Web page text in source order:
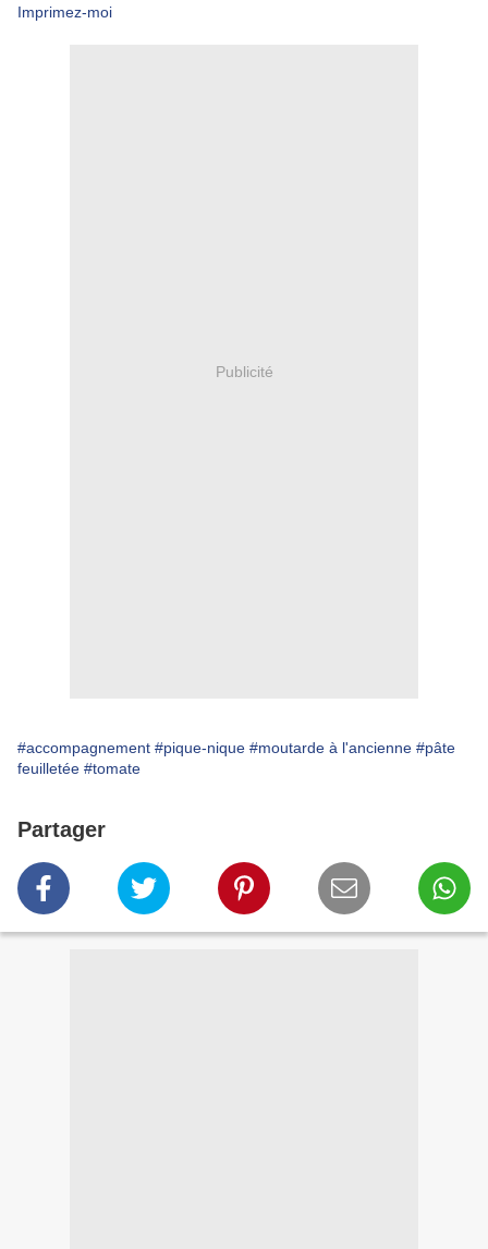
Imprimez-moi
Publicité
#accompagnement #pique-nique #moutarde à l'ancienne #pâte
feuilletée #tomate
Partager